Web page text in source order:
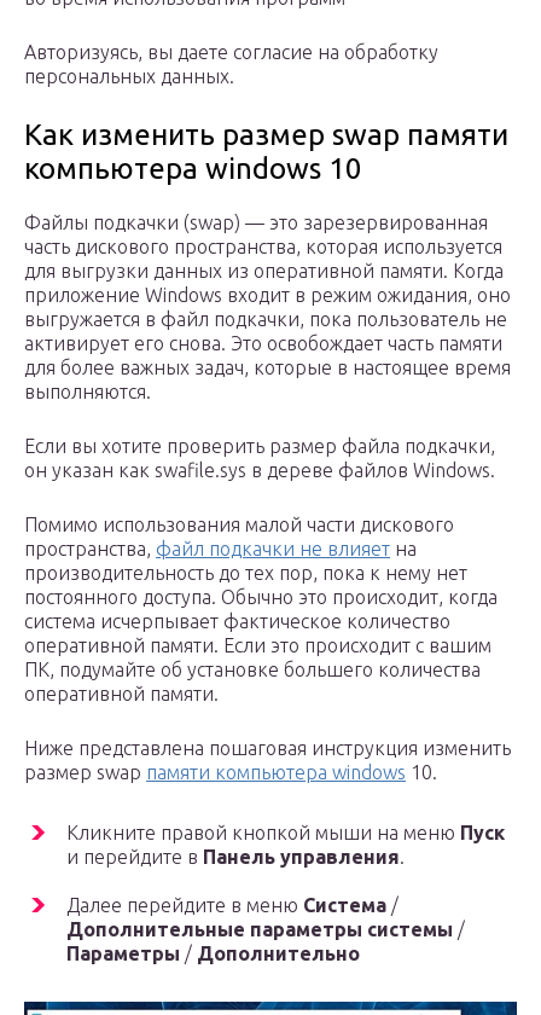
Авторизуясь, вы даете согласие на обработку
персональных данных.
Как изменить размер swap памяти
компьютера windows 10
Файлы подкачки (swap) — это зарезервированная
часть дискового пространства, которая используется
для выгрузки данных из оперативной памяти. Когда
приложение Windows входит в режим ожидания, оно
выгружается в файл подкачки, пока пользователь не
активирует его снова. Это освобождает часть памяти
для более важных задач, которые в настоящее время
выполняются.
Если вы хотите проверить размер файла подкачки,
он указан как swafile.sys в дереве файлов Windows.
Помимо использования малой части дискового
пространства, файл подкачки не влияет на
производительность до тех пор, пока к нему нет
постоянного доступа. Обычно это происходит, когда
система исчерпывает фактическое количество
оперативной памяти. Если это происходит c вашим
ПК, подумайте об установке большего количества
оперативной памяти.
Ниже представлена пошаговая инструкция изменить
размер swap памяти компьютера windows 10.
Кликните правой кнопкой мыши на меню Пуск
и перейдите в Панель управления.
Далее перейдите в меню Система /
Дополнительные параметры системы /
Параметры / Дополнительно